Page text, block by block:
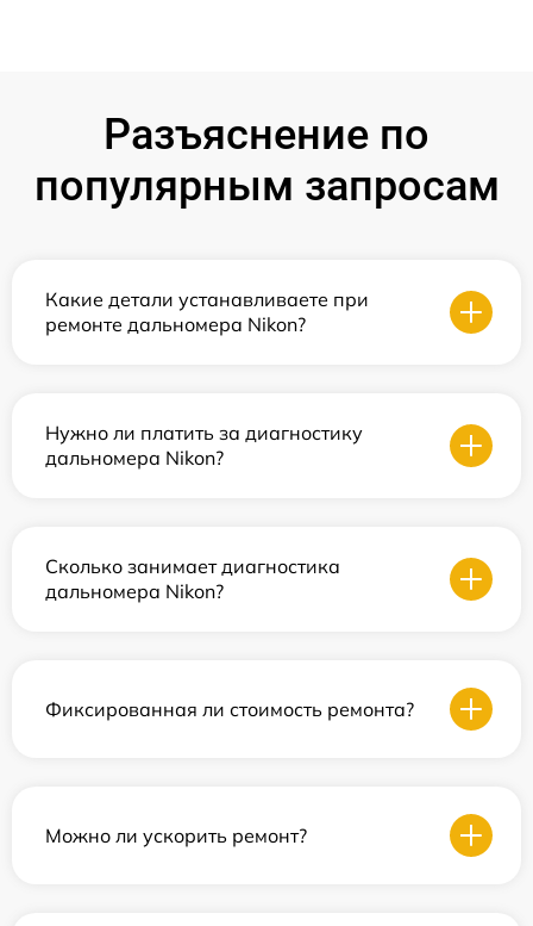
Разъяснение по
популярным запросам
Какие детали устанавливаете при
ремонте дальномера Nikon?
Нужно ли платить за диагностику
дальномера Nikon?
Сколько занимает диагностика
дальномера Nikon?
Фиксированная ли стоимость ремонта?
Можно ли ускорить ремонт?